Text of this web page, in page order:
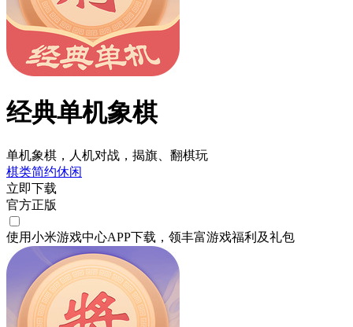
经典单机象棋
单机象棋，人机对战，揭旗、翻棋玩
棋类简约休闲
立即下载
官方正版
使用小米游戏中心APP下载 ，领丰富游戏福利 及礼包